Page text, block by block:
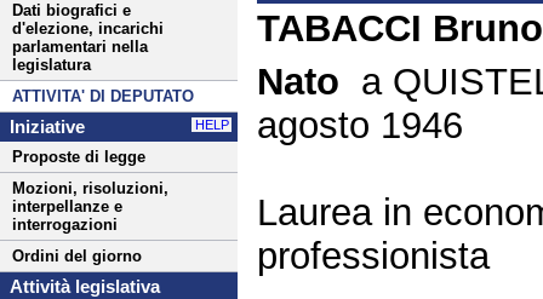
Dati biografici e
d'elezione, incarichi
parlamentari nella
legislatura
ATTIVITA' DI DEPUTATO
Iniziative HELP
Proposte di legge
Mozioni, risoluzioni,
interpellanze e
interrogazioni
Ordini del giorno
Attività legislativa
TABACCI Bruno
Nato a
agosto 1946
Laurea in
professionista